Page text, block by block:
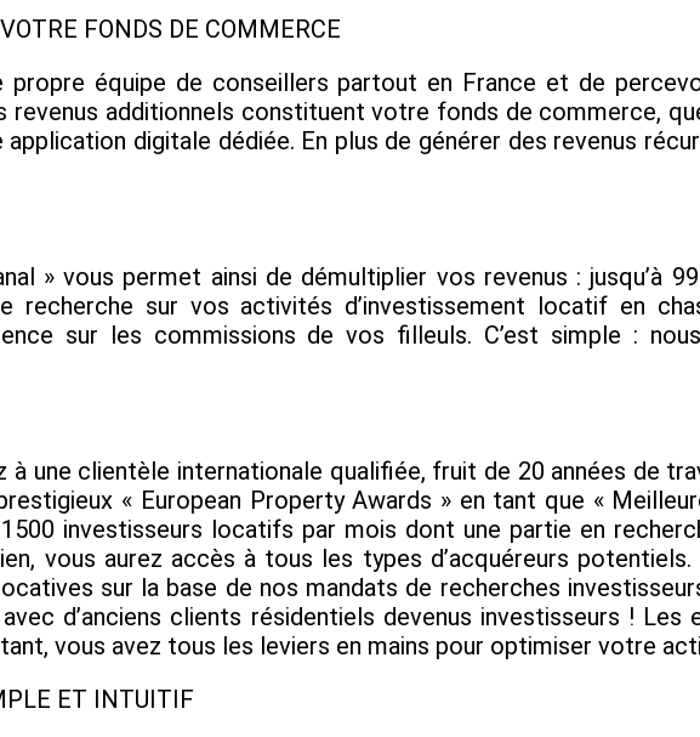
FONDS DE COMMERCE
équipe de conseillers partout en France et de
revenus additionnels constituent votre fonds de commerce,
digitale dédiée. En plus de générer des revenus
» vous permet ainsi de démultiplier vos revenus : jusqu’à
recherche sur vos activités d’investissement locatif en
sur les commissions de vos filleuls. C’est simple :
une clientèle internationale qualifiée, fruit de 20 années de
« European Property Awards » en tant que «
investisseurs locatifs par mois dont une partie en
vous aurez accès à tous les types d’acquéreurs
sur la base de nos mandats de recherches
d’anciens clients résidentiels devenus investisseurs ! Les
vous avez tous les leviers en mains pour optimiser votre
ET INTUITIF